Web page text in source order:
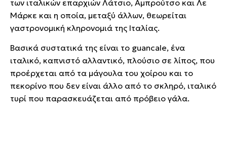
των ιταλικών επαρχιών Λάτσιο, Αμπρούτσο και Λε
Μάρκε και η οποία, μεταξύ άλλων, θεωρείται
γαστρονομική κληρονομιά της Ιταλίας.
Βασικά συστατικά της είναι το guancale, ένα
ιταλικό, καπνιστό αλλαντικό, πλούσιο σε λίπος, που
προέρχεται από τα μάγουλα του χοίρου και το
πεκορίνο που δεν είναι άλλο από το σκληρό, ιταλικό
τυρί που παρασκευάζεται από πρόβειο γάλα.